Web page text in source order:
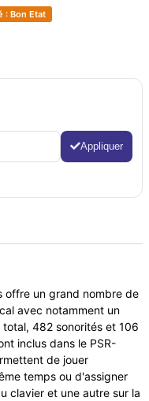
: Bon Etat
Appliquer
offre un grand nombre de
avec notamment un
482 sonorités et 106
inclus dans le PSR-
de jouer
temps ou d'assigner
clavier et une autre sur la